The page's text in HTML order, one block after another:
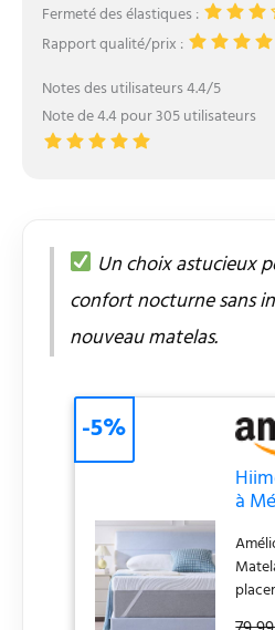
Fermeté des élastiques :
Rapport qualité/prix :
Notes des utilisateurs 4.4/5
Note de 4.4 pour 305 utilisateurs
Un choix astucieux
confort nocturne sans
nouveau matelas.
à
190
-5%